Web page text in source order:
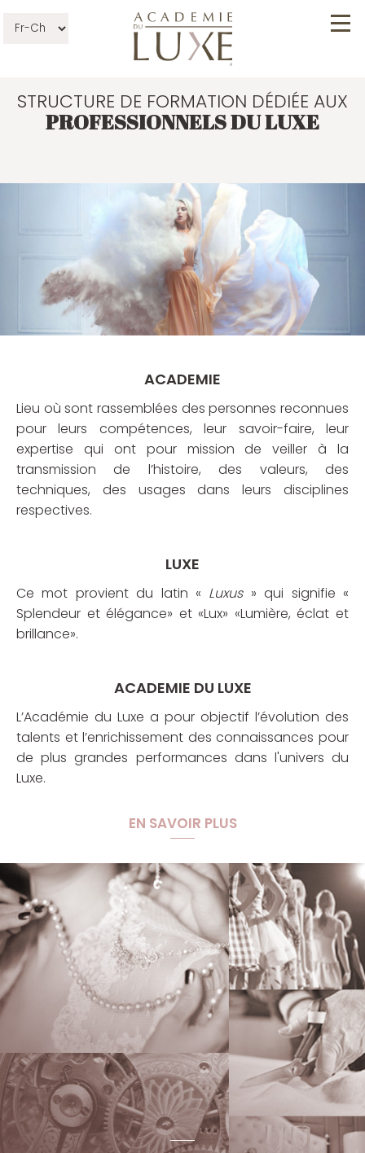
STRUCTURE DE FORMATION DÉDIÉE AUX
PROFESSIONNELS DU LUXE
ACADEMIE
Lieu où sont rassemblées des personnes reconnues
pour leurs compétences, leur savoir-faire, leur
expertise qui ont pour mission de veiller à la
transmission de l’histoire, des valeurs, des
techniques, des usages dans leurs disciplines
respectives.
LUXE
Ce mot provient du latin « Luxus» qui signifie «
Splendeur et élégance» et «Lux» «Lumière, éclat et
brillance».
ACADEMIE DU LUXE
L’Académie du Luxe a pour objectif l’évolution des
talents et l’enrichissement des connaissances pour
de plus grandes performances dans l'univers du
Luxe.
EN SAVOIR PLUS